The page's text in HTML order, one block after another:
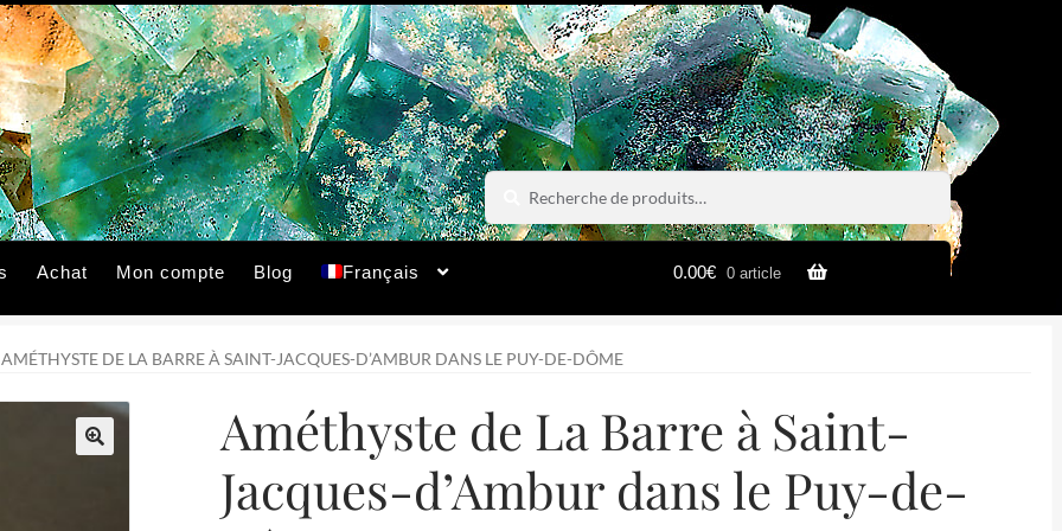
Recherche
pour :
Recherche
Achat Mon compte Blog Français 0.00€ 0 article
AMÉTHYSTE DE LA BARRE À SAINT-JACQUES-D’AMBUR DANS LE PUY-DE-DÔME
Améthyste de La Barre à Saint-
Jacques-d’Ambur dans le Puy-de-